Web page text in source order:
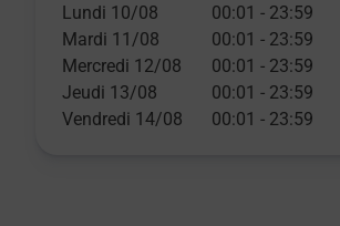
Lundi 10/08
00:01 - 23:59
Mardi 11/08
00:01 - 23:59
Mercredi 12/08
00:01 - 23:59
Jeudi 13/08
00:01 - 23:59
Vendredi 14/08
00:01 - 23:59